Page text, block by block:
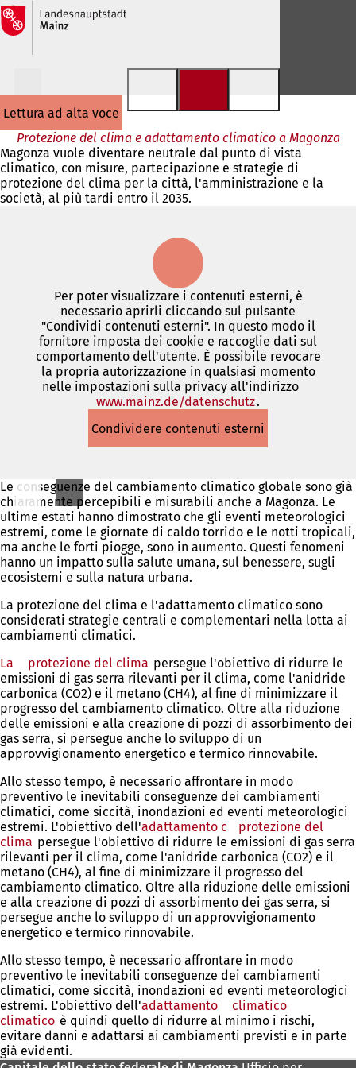
Vai al contenuto
lettura ad alta voce
Protezione del clima e adattamento climatico a Magonza
Magonza vuole diventare neutrale dal punto di vista
climatico, con misure, partecipazione e strategie di
protezione del clima per la città, l'amministrazione e la
società, al più tardi entro il 2035.
Per poter visualizzare i contenuti esterni, è
necessario aprirli cliccando sul pulsante
"Condividi contenuti esterni". In questo modo il
fornitore imposta dei cookie e raccoglie dati sul
comportamento dell'utente. È possibile revocare
la propria autorizzazione in qualsiasi momento
nelle impostazioni sulla privacy all'indirizzo
www.mainz.de/datenschutz(Si
in
una
scheda)
.
Condividere contenuti esterni
Le conseguenze del cambiamento climatico globale sono già
chiaramente percepibili e misurabili anche a Magonza. Le
ultime estati hanno dimostrato che gli eventi meteorologici
estremi, come le giornate di caldo torrido e le notti tropicali,
ma anche le forti piogge, sono in aumento. Questi fenomeni
hanno un impatto sulla salute umana, sul benessere, sugli
ecosistemi e sulla natura urbana.
La protezione del clima e l'adattamento climatico sono
considerati strategie centrali e complementari nella lotta ai
cambiamenti climatici.
La
protezione del clima (Si
apre
in
una
nuova
scheda)
persegue l'obiettivo di ridurre le
emissioni di gas serra rilevanti per il clima, come l'anidride
carbonica (CO2) e il metano (CH4), al fine di minimizzare il
progresso del cambiamento climatico. Oltre alla riduzione
delle emissioni e alla creazione di pozzi di assorbimento dei
gas serra, si persegue anche lo sviluppo di un
approvvigionamento energetico e termico rinnovabile.
Allo stesso tempo, è necessario affrontare in modo
preventivo le inevitabili conseguenze dei cambiamenti
climatici, come siccità, inondazioni ed eventi meteorologici
estremi. L'obiettivo dell'adattamento c
protezione del
clima (Si
apre
in
una
nuova
scheda)
persegue l'obiettivo di ridurre le emissioni di gas serra
rilevanti per il clima, come l'anidride carbonica (CO2) e il
metano (CH4), al fine di minimizzare il progresso del
cambiamento climatico. Oltre alla riduzione delle emissioni
e alla creazione di pozzi di assorbimento dei gas serra, si
persegue anche lo sviluppo di un approvvigionamento
energetico e termico rinnovabile.
Allo stesso tempo, è necessario affrontare in modo
preventivo le inevitabili conseguenze dei cambiamenti
climatici, come siccità, inondazioni ed eventi meteorologici
estremi. L'obiettivo dell'adattamento climatico
apre
in
climatico (Si
apre
in
è quindi quello di ridurre al minimo i rischi,
evitare danni e adattarsi ai cambiamenti previsti e in parte
già evidenti.